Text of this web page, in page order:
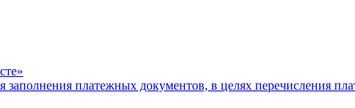
платежных документов, в целях перечисления